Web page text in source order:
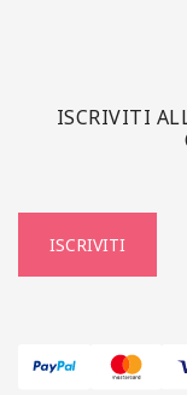
ISCRIVITI
ISCRIVITI